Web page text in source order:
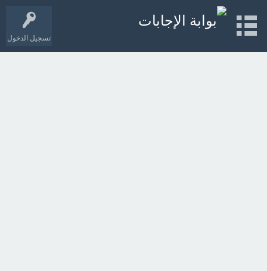
تسجيل الدخول